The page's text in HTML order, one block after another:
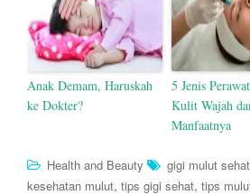
Anak Demam, Haruskah
ke Dokter?
5 Jenis
Kulit Wajah
Manfaatnya
Health and Beauty gigi mulut sehat
kesehatan mulut, tips gigi sehat, tips